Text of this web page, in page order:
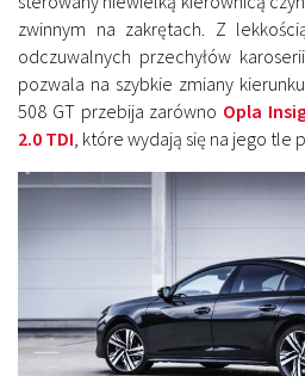
zwinnym na zakrętach. Z
odczuwalnych przechyłów
pozwala na szybkie zmiany
508 GT przebija zarówno Opla
2.0 TDI, które wydają się na jego tle